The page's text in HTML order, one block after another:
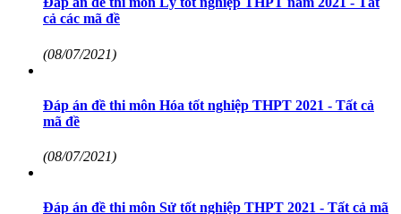
cả các mã đề
(08/07/2021)
Đáp án đề thi môn Hóa tốt nghiệp THPT 2021 - Tất cả
mã đề
(08/07/2021)
Đáp án đề thi môn Sử tốt nghiệp THPT 2021 - Tất cả mã